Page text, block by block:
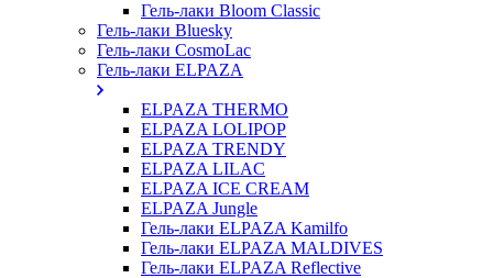
Гель-лаки Bloom Classic
Гель-лаки Bluesky
Гель-лаки CosmoLac
Гель-лаки ELPAZA
ELPAZA THERMO
ELPAZA LOLIPOP
ELPAZA TRENDY
ELPAZA LILAC
ELPAZA IСE CREAM
ELPAZA Jungle
Гель-лаки ELPAZA Kamilfo
Гель-лаки ELPAZA MALDIVES
Гель-лаки ELPAZA Reflective